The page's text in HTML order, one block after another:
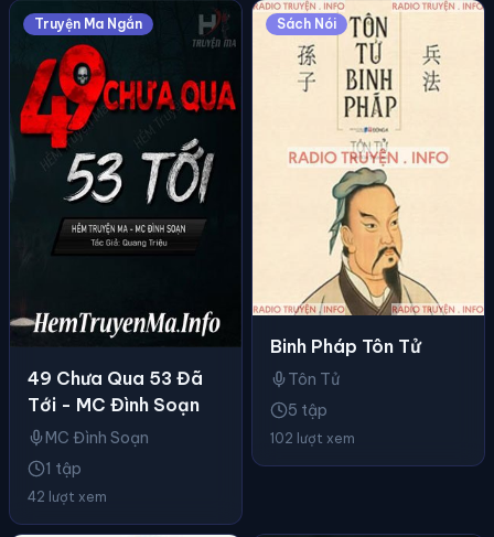
Truyện Ma Ngắn
49 Chưa Qua 53 Đã
Tới - MC Đình Soạn
MC Đình Soạn
1 tập
42 lượt xem
Sách Nói
Binh Pháp Tôn Tử
Tôn Tử
5 tập
102 lượt xem